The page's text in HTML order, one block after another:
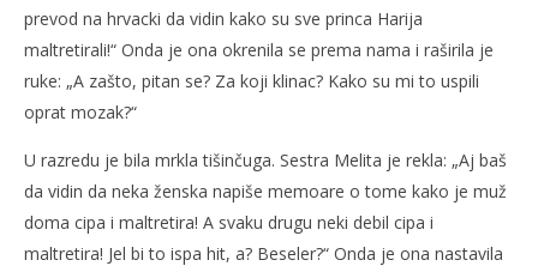
prevod na hrvacki da vidin kako su sve princa Harija
maltretirali!“ Onda je ona okrenila se prema nama i raširila je
ruke: „A zašto, pitan se? Za koji klinac? Kako su mi to uspili
oprat mozak?“
U razredu je bila mrkla tišinčuga. Sestra Melita je rekla: „Aj baš
da vidin da neka ženska napiše memoare o tome kako je muž
doma cipa i maltretira! A svaku drugu neki debil cipa i
maltretira! Jel bi to ispa hit, a? Beseler?“ Onda je ona nastavila